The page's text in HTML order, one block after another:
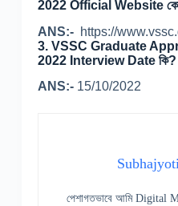
2022 Official Website
ANS:- https://
3. VSSC Graduate
2022 Interview Date কি?
ANS:- 15/10/2022
পেশাগতভাবে আমি Digital